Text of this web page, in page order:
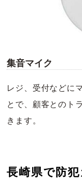
集音マイク
レジ、受付などに
とで、顧客とのト
きます。
長崎県で防